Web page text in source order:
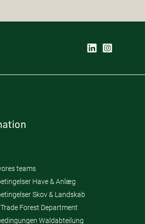
teams
Have & Anlæg
Skov & Landskab
Forest Department
Waldabteilung